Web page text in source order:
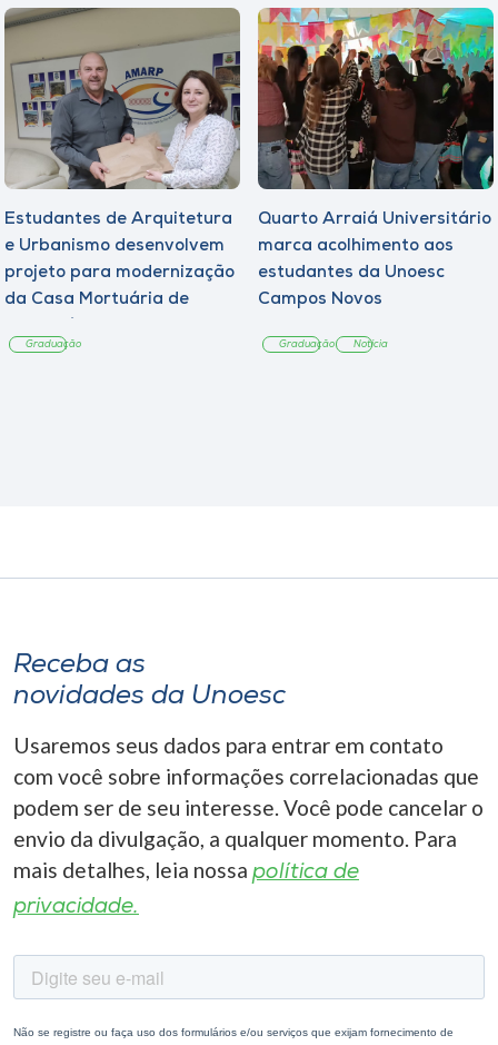
Estudantes de Arquitetura
e Urbanismo desenvolvem
projeto para modernização
da Casa Mortuária de
Graduação
Quarto Arraiá Universitário
marca acolhimento aos
estudantes da Unoesc
Campos Novos
Graduação Notícia
Receba as
novidades da Unoesc
Usaremos seus dados para entrar em contato
com você sobre informações correlacionadas que
podem ser de seu interesse. Você pode cancelar o
envio da divulgação, a qualquer momento. Para
mais detalhes, leia nossa política de
privacidade.